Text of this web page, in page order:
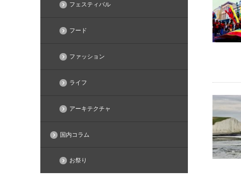
フェスティバル
フード
ファッション
ライフ
アーキテクチャ
国内コラム
お祭り